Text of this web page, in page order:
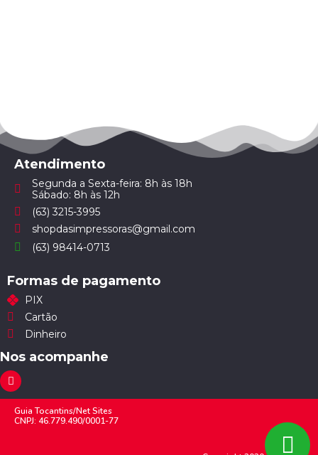
Atendimento
Segunda a Sexta-feira: 8h às 18h
Sábado: 8h às 12h
(63) 3215-3995
shopdasimpressoras@gmail.com
(63) 98414-0713
Formas de pagamento
PIX
Cartão
Dinheiro
Nos acompanhe
Guia Tocantins/Net Sites
CNPJ: 46.779.490/0001-77